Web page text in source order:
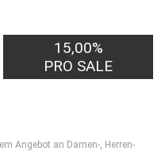
15,00%
PRO SALE
Angebot an Damen-, Herren-